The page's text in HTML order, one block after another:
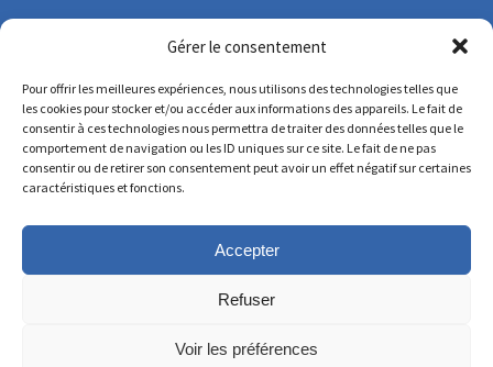
Gérer le consentement
Pour offrir les meilleures expériences, nous utilisons des technologies telles que
les cookies pour stocker et/ou accéder aux informations des appareils. Le fait de
consentir à ces technologies nous permettra de traiter des données telles que le
comportement de navigation ou les ID uniques sur ce site. Le fait de ne pas
consentir ou de retirer son consentement peut avoir un effet négatif sur certaines
caractéristiques et fonctions.
Accepter
Refuser
Voir les préférences
NUESTROS DATOS DE CONTACTO
secretariat@lamennais.org
protectionenfance@lamennais.org
© Copyright 2023 – Todos los derechos reservados – Creado